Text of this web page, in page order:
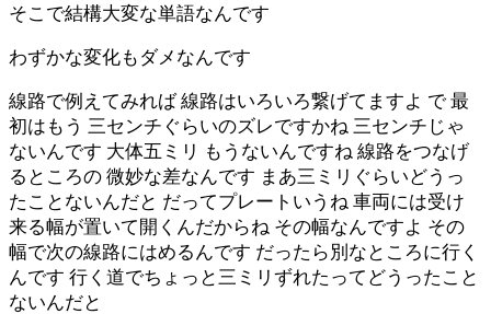
そこで結構大変な単語なんです
わずかな変化もダメなんです
線路で例えてみれば 線路はいろいろ繋げてますよ で 最
初はもう 三センチぐらいのズレですかね 三センチじゃ
ないんです 大体五ミリ もうないんですね 線路をつなげ
るところの 微妙な差なんです まあ三ミリぐらいどうっ
たことないんだと だってプレートいうね 車両には受け
来る幅が置いて開くんだからね その幅なんですよ その
幅で次の線路にはめるんです だったら別なところに行く
んです 行く道でちょっと三ミリずれたってどうったこと
ないんだと